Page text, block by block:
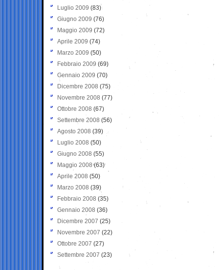
Luglio 2009 (83)
Giugno 2009 (76)
Maggio 2009 (72)
Aprile 2009 (74)
Marzo 2009 (50)
Febbraio 2009 (69)
Gennaio 2009 (70)
Dicembre 2008 (75)
Novembre 2008 (77)
Ottobre 2008 (67)
Settembre 2008 (56)
Agosto 2008 (39)
Luglio 2008 (50)
Giugno 2008 (55)
Maggio 2008(63)
Aprile 2008 (50)
Marzo 2008 (39)
Febbraio 2008 (35)
Gennaio 2008 (36)
Dicembre 2007 (25)
Novembre 2007 (22)
Ottobre 2007 (27)
Settembre 2007 (23)